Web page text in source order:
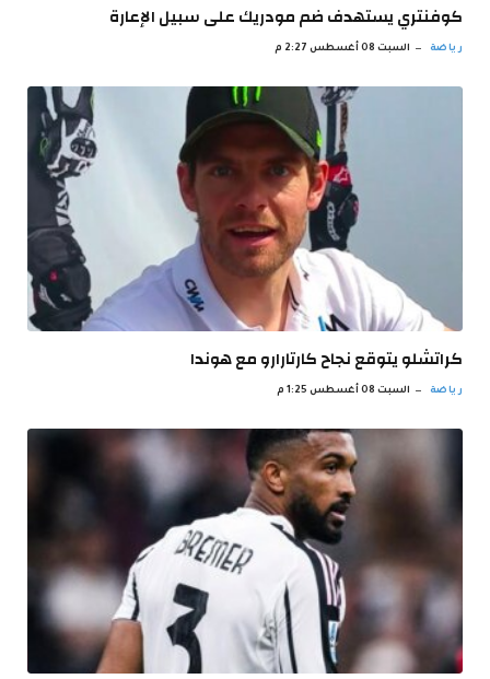
كوفنتري يستهدف ضم مودريك على سبيل الإعارة
رياضة السبت 08 أغسطس 2:27 م
كراتشلو يتوقع نجاح كارتارارو مع هوندا
رياضة السبت 08 أغسطس 1:25 م